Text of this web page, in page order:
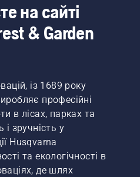
на сайті
& Garden
із 1689 року
професійні
в лісах, парках та
і зручність у
Husqvarna
та екологічності в
де шлях